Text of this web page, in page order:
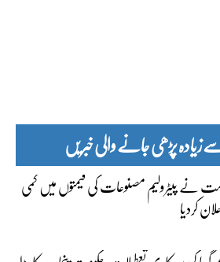
پڑھی جانے والی خبریں
نے پیٹرولیم مصنوعات کی قیمتوں میں کمی
کردیا